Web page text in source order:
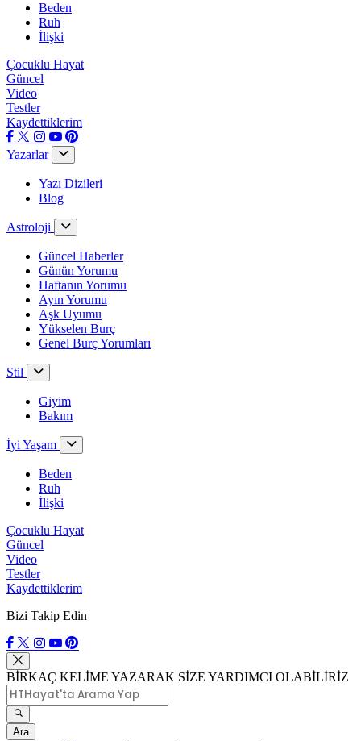
Beden
Ruh
İlişki
Çocuklu Hayat
Güncel
Video
Testler
Kaydettiklerim
Yazarlar
Yazı Dizileri
Blog
Astroloji
Güncel Haberler
Günün Yorumu
Haftanın Yorumu
Ayın Yorumu
Aşk Uyumu
Yükselen Burç
Genel Burç Yorumları
Stil
Giyim
Bakım
İyi Yaşam
Beden
Ruh
İlişki
Çocuklu Hayat
Güncel
Video
Testler
Kaydettiklerim
Bizi Takip Edin
BİRKAÇ KELİME YAZARAK SİZE YARDIMCI OLABİLİRİZ
Ara